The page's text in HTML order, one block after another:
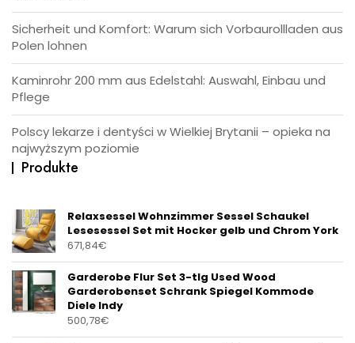
Sicherheit und Komfort: Warum sich Vorbaurollladen aus
Polen lohnen
Kaminrohr 200 mm aus Edelstahl: Auswahl, Einbau und
Pflege
Polscy lekarze i dentyści w Wielkiej Brytanii – opieka na
najwyższym poziomie
Produkte
Relaxsessel Wohnzimmer Sessel Schaukel
Lesesessel Set mit Hocker gelb und Chrom York
671,84€
Garderobe Flur Set 3-tlg Used Wood
Garderobenset Schrank Spiegel Kommode
Diele Indy
500,78€